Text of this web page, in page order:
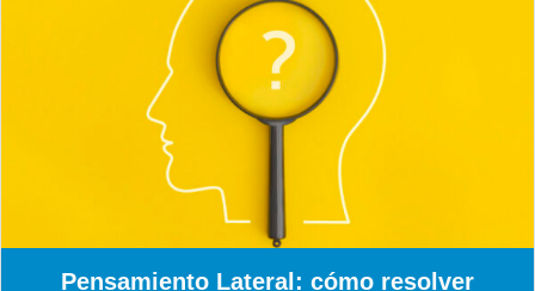
Pensamiento Lateral: cómo resolver